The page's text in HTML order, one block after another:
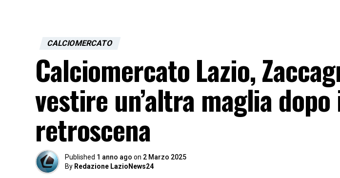
CALCIOMERCATO
Calciomercato Lazio,
vestire un’altra maglia
retroscena
Published 1 anno ago on 2 Marzo 2025
By Redazione LazioNews24